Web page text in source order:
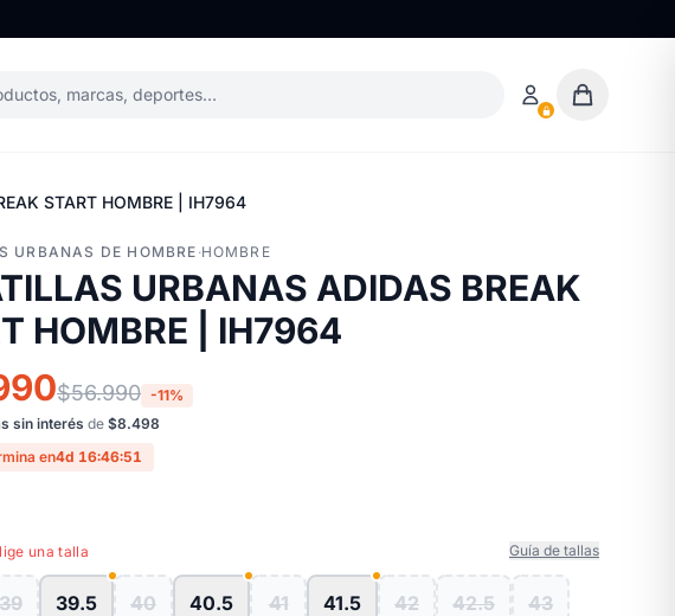
marcas, deportes…
START HOMBRE | IH7964
URBANAS DE HOMBRE ·HOMBRE
URBANAS ADIDAS BREAK
HOMBRE | IH7964
$56.990 -11%
sin interés de $8.498
en4d 16:46:50
una talla Guía de tallas
39 39.5 40 40.5 41 41.5 42 42.5 43